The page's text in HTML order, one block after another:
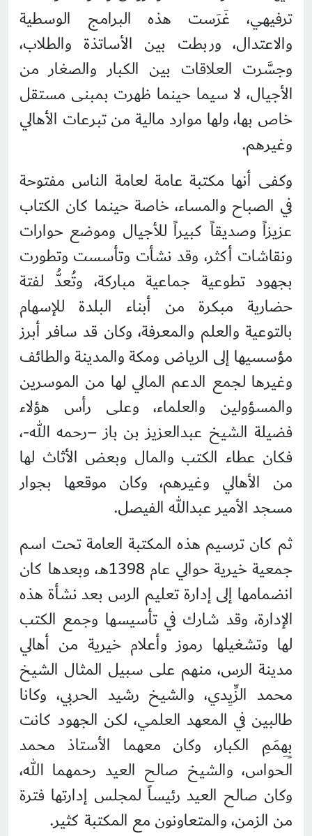
ترفيهي، غَرَست هذه البرامج الوسطية
والاعتدال، وربطت بين الأساتذة والطلاب،
وجسَّرت العلاقات بين الكبار والصغار من
الأجيال، لا سيما حينما ظهرت بمبنى مستقل
خاص بها، ولها موارد مالية من تبرعات الأهالي
وغيرهم.
وكفى أنها مكتبة عامة لعامة الناس مفتوحة
في الصباح والمساء، خاصة حينما كان الكتاب
عزيزاً وصديقاً كبيراً للأجيال وموضع حوارات
ونقاشات أكثر، وقد نشأت وتأسست وتطورت
بجهود تطوعية جماعية مباركة، وتُعدُّ لفتة
حضارية مبكرة من أبناء البلدة للإسهام
بالتوعية والعلم والمعرفة، وكان قد سافر أبرز
مؤسسيها إلى الرياض ومكة والمدينة والطائف
وغيرها لجمع الدعم المالي لها من الموسرين
والمسؤولين والعلماء، وعلى رأس هؤلاء
فضيلة الشيخ عبدالعزيز بن باز –رحمه الله-،
فكان عطاء الكتب والمال وبعض الأثاث لها
من الأهالي وغيرهم، وكان موقعها بجوار
مسجد الأمير عبدالله الفيصل.
ثم كان ترسيم هذه المكتبة العامة تحت اسم
جمعية خيرية حوالي عام 1398هـ، وبعدها كان
انضمامها إلى إدارة تعليم الرس بعد نشأة هذه
الإدارة، وقد شارك في تأسيسها وجمع الكتب
لها وتشغيلها رموز وأعلام خيرية من أهالي
مدينة الرس، منهم على سبيل المثال الشيخ
محمد الزِّيِدي، والشيخ رشيد الحربي، وكانا
طالبين في المعهد العلمي، لكن الجهود كانت
بٍهِمَمِ الكبار، وكان معهما الأستاذ محمد
الحواس، والشيخ صالح العيد رحمهما الله،
وكان صالح العيد رئيساً لمجلس إدارتها فترة
من الزمن، والمتعاونون مع المكتبة كثير.